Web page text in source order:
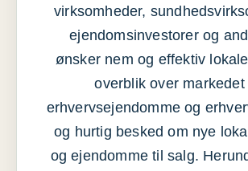
virksomheder,
ejendomsinvestorer og
ønsker nem og effektiv
overblik over markedet
erhvervsejendomme og
og hurtig besked om nye
og ejendomme til salg.